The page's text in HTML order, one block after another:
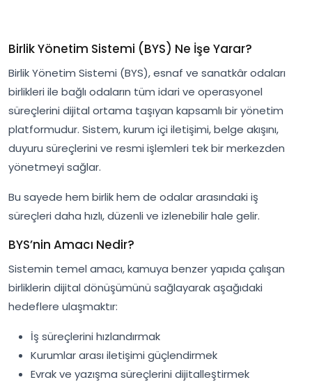
Birlik Yönetim Sistemi (BYS) Ne İşe Yarar?
Birlik Yönetim Sistemi (BYS), esnaf ve sanatkâr odaları
birlikleri ile bağlı odaların tüm idari ve operasyonel
süreçlerini dijital ortama taşıyan kapsamlı bir yönetim
platformudur. Sistem, kurum içi iletişimi, belge akışını,
duyuru süreçlerini ve resmi işlemleri tek bir merkezden
yönetmeyi sağlar.
Bu sayede hem birlik hem de odalar arasındaki iş
süreçleri daha hızlı, düzenli ve izlenebilir hale gelir.
BYS’nin Amacı Nedir?
Sistemin temel amacı, kamuya benzer yapıda çalışan
birliklerin dijital dönüşümünü sağlayarak aşağıdaki
hedeflere ulaşmaktır:
İş süreçlerini hızlandırmak
Kurumlar arası iletişimi güçlendirmek
Evrak ve yazışma süreçlerini dijitalleştirmek